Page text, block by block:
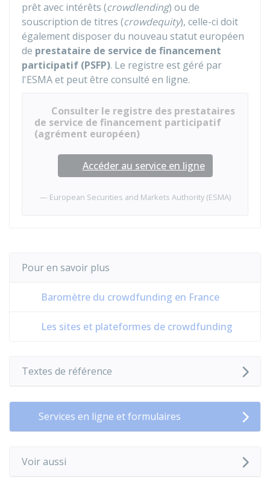
prêt avec intérêts (crowdlending) ou de
souscription de titres (crowdequity), celle-ci doit
également disposer du nouveau statut européen
de prestataire de service de financement
participatif (PSFP). Le registre est géré par
l'ESMAet peut être consulté en ligne.
Consulter le registre des prestataires
de service de financement participatif
(agrément européen)
Accéder au service en ligne
European Securities and Markets Authority (ESMA)
Pour en savoir plus
Baromètre du crowdfunding en France
Les sites et plateformes de crowdfunding
Textes de référence
Services en ligne et formulaires
Voir aussi